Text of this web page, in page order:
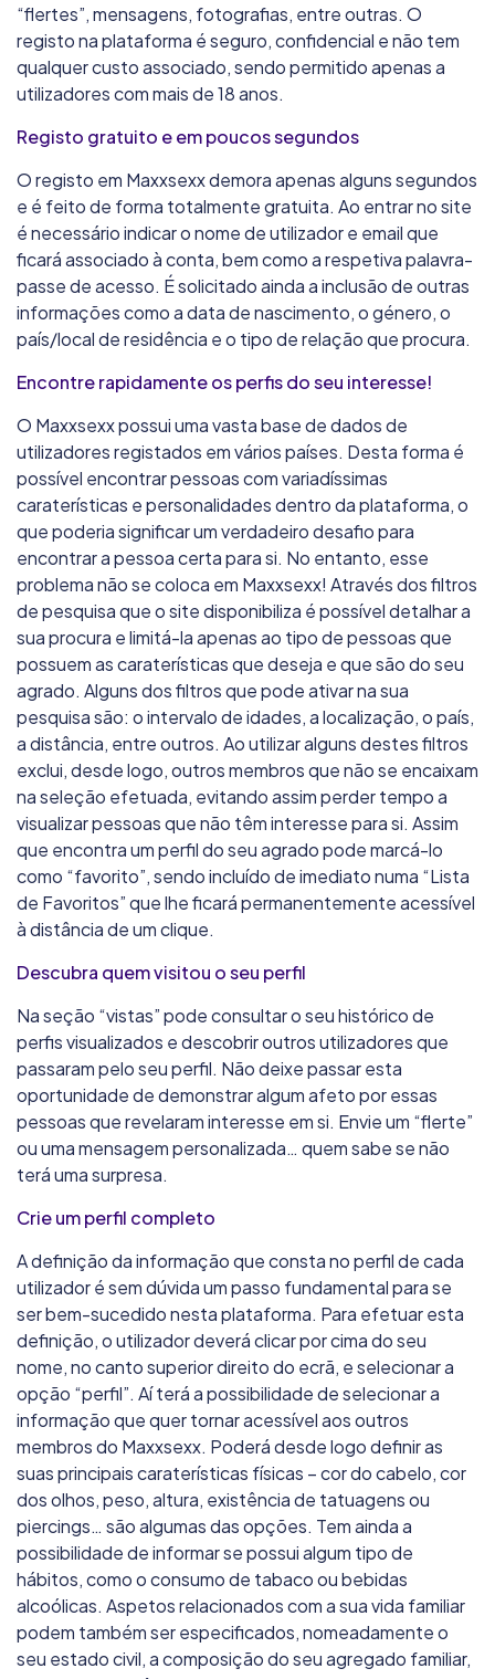
“flertes”, mensagens, fotografias, entre outras. O
registo na plataforma é seguro, confidencial e não tem
qualquer custo associado, sendo permitido apenas a
utilizadores com mais de 18 anos.
Registo gratuito e em poucos segundos
O registo em Maxxsexx demora apenas alguns segundos
e é feito de forma totalmente gratuita. Ao entrar no site
é necessário indicar o nome de utilizador e email que
ficará associado à conta, bem como a respetiva palavra-
passe de acesso. É solicitado ainda a inclusão de outras
informações como a data de nascimento, o género, o
país/local de residência e o tipo de relação que procura.
Encontre rapidamente os perfis do seu interesse!
O Maxxsexx possui uma vasta base de dados de
utilizadores registados em vários países. Desta forma é
possível encontrar pessoas com variadíssimas
caraterísticas e personalidades dentro da plataforma, o
que poderia significar um verdadeiro desafio para
encontrar a pessoa certa para si. No entanto, esse
problema não se coloca em Maxxsexx! Através dos filtros
de pesquisa que o site disponibiliza é possível detalhar a
sua procura e limitá-la apenas ao tipo de pessoas que
possuem as caraterísticas que deseja e que são do seu
agrado. Alguns dos filtros que pode ativar na sua
pesquisa são: o intervalo de idades, a localização, o país,
a distância, entre outros. Ao utilizar alguns destes filtros
exclui, desde logo, outros membros que não se encaixam
na seleção efetuada, evitando assim perder tempo a
visualizar pessoas que não têm interesse para si. Assim
que encontra um perfil do seu agrado pode marcá-lo
como “favorito”, sendo incluído de imediato numa “Lista
de Favoritos” que lhe ficará permanentemente acessível
à distância de um clique.
Descubra quem visitou o seu perfil
Na seção “vistas” pode consultar o seu histórico de
perfis visualizados e descobrir outros utilizadores que
passaram pelo seu perfil. Não deixe passar esta
oportunidade de demonstrar algum afeto por essas
pessoas que revelaram interesse em si. Envie um “flerte”
ou uma mensagem personalizada… quem sabe se não
terá uma surpresa.
Crie um perfil completo
A definição da informação que consta no perfil de cada
utilizador é sem dúvida um passo fundamental para se
ser bem-sucedido nesta plataforma. Para efetuar esta
definição, o utilizador deverá clicar por cima do seu
nome, no canto superior direito do ecrã, e selecionar a
opção “perfil”. Aí terá a possibilidade de selecionar a
informação que quer tornar acessível aos outros
membros do Maxxsexx. Poderá desde logo definir as
suas principais caraterísticas físicas – cor do cabelo, cor
dos olhos, peso, altura, existência de tatuagens ou
piercings… são algumas das opções. Tem ainda a
possibilidade de informar se possui algum tipo de
hábitos, como o consumo de tabaco ou bebidas
alcoólicas. Aspetos relacionados com a sua vida familiar
podem também ser especificados, nomeadamente o
seu estado civil, a composição do seu agregado familiar,